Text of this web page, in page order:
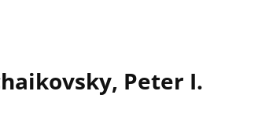
Peter I.